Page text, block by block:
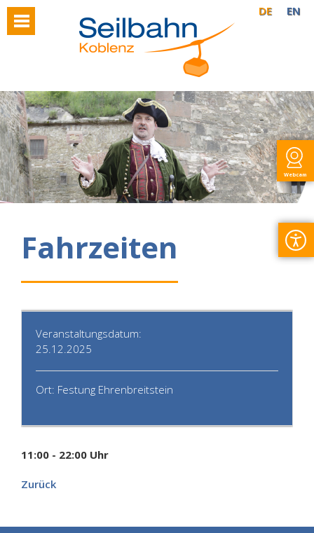
Webcam
DE EN
Fahrzeiten
Veranstaltungsdatum:
25.12.2025
Ort: Festung Ehrenbreitstein
11:00 - 22:00 Uhr
Zurück